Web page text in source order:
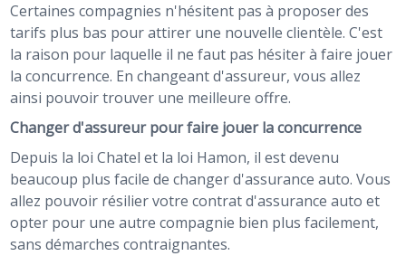
Certaines compagnies n'hésitent pas à proposer des
tarifs plus bas pour attirer une nouvelle clientèle. C'est
la raison pour laquelle il ne faut pas hésiter à faire jouer
la concurrence. En changeant d'assureur, vous allez
ainsi pouvoir trouver une meilleure offre.
Changer d'assureur pour faire jouer la concurrence
Depuis la loi Chatel et la loi Hamon, il est devenu
beaucoup plus facile de changer d'assurance auto. Vous
allez pouvoir résilier votre contrat d'assurance auto et
opter pour une autre compagnie bien plus facilement,
sans démarches contraignantes.